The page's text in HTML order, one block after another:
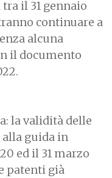
il 31 gennaio
continuare a
alcuna
il documento
la validità delle
guida in
ed il 31 marzo
patenti già